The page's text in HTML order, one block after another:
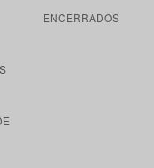
ENCERRADOS